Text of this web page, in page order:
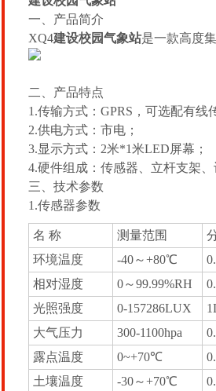
一、产品简介
XQ4建设校园气象站是一款高度
二、产品特点
1.传输方式：GPRS，可选配有线
2.供电方式：市电；
3.显示方式：2米*1米LED屏幕；
4.硬件组成：传感器、立杆支架
三、技术参数
1.传感器参数
名 称 测量范围
环境温度
-40～+80℃
相对湿度
0～99.99%RH
光照强度
0-157286LUX
大气压力
300-1100hpa
露点温度
0~+70℃
土壤温度
-30～+70℃